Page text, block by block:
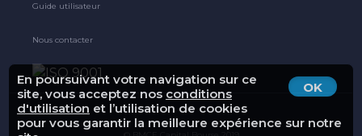
OK
En poursuivant votre navigation sur ce
site, vous acceptez nos conditions
d'utilisation et l’utilisation de cookies
pour vous garantir la meilleure expérience sur notre
Guide utilisateur
Nous contacter